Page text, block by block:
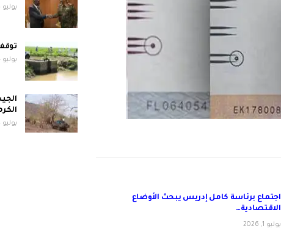
اجتماع برئاسة كامل إدريس يبحث الأوضاع
الاقتصادية…
يوليو 1, 2026
يوليو 4, 2026
يوليو 4, 2026
يوليو 4, 2026